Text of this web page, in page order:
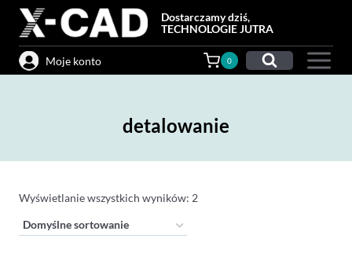
Przejdź
treści
Dostarczamy dziś,
TECHNOLOGIE JUTRA
Moje konto 0
detalowanie
Wyświetlanie wszystkich wyników: 2